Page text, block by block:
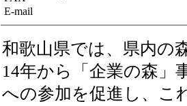
E-mail
和歌山県では、県内の
14年から「企業の森」
への参加を促進し、こ